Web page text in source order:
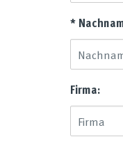
*
Firma: